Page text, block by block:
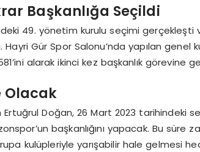
Başkanlığa Seçildi
49. yönetim kurulu seçimi
Gür Spor Salonu’nda yapılan genel
alarak ikinci kez başkanlık görevine
Olacak
Ertuğrul Doğan, 26 Mart 2023 tarihindeki
başkanlığını yapacak. Bu süre
kulüpleriyle yarışabilir hale gelmesi